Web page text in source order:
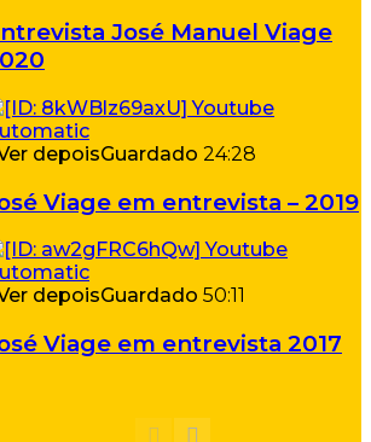
José Manuel Viage
depoisGuardado 24:28
Viage em entrevista – 2019
depoisGuardado 50:11
Viage em entrevista 2017